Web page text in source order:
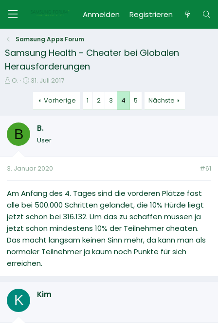
Anmelden Registrieren
Samsung Apps Forum
Samsung Health - Cheater bei Globalen
Herausforderungen
E
e
O.
E
m
31. Juli 2017
Vorherige 1 2 3 4 5 Nächste
B B.
User
3. Januar 2020 #61
Am Anfang des 4. Tages sind die vorderen Plätze fast
alle bei 500.000 Schritten gelandet, die 10% Hürde liegt
jetzt schon bei 316.132. Um das zu schaffen müssen ja
jetzt schon mindestens 10% der Teilnehmer cheaten.
Das macht langsam keinen Sinn mehr, da kann man als
normaler Teilnehmer ja kaum noch Punkte für sich
erreichen.
K Kim